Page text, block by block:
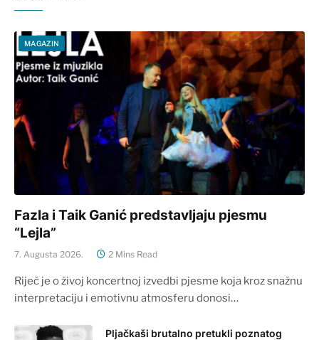
MAGAZIN
Fazla i Taik Ganić predstavljaju pjesmu
“Lejla”
7. Augusta 2026. 2 Mins Read
Riječ je o živoj koncertnoj izvedbi pjesme koja kroz snažnu
interpretaciju i emotivnu atmosferu donosi…
Pljačkaši brutalno pretukli poznatog